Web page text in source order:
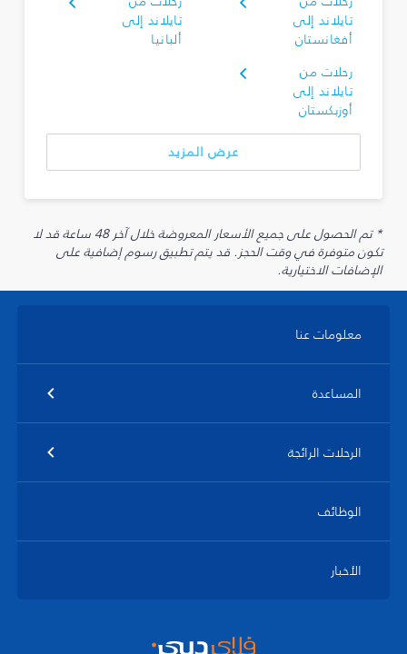
تايلاند إلى
أفغانستان
تايلاند إلى
ألبانيا
رحلات من
تايلاند إلى
أوزبكستان
عرض المزيد
* تم الحصول على جميع الأسعار المعروضة خلال آخر 48 ساعة قد لا
تكون متوفرة في وقت الحجز. قد يتم تطبيق رسوم إضافية على
الإضافات الاختيارية.
معلومات عنا
المساعدة
الرحلات الرائجة
الوظائف
الأخبار